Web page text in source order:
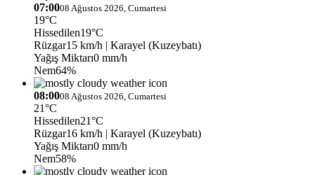
07:0008 Ağustos 2026, Cumartesi
19°C
Hissedilen19°C
Rüzgar15 km/h | Karayel (Kuzeybatı)
Yağış Miktarı0 mm/h
Nem64%
08:0008 Ağustos 2026, Cumartesi
21°C
Hissedilen21°C
Rüzgar16 km/h | Karayel (Kuzeybatı)
Yağış Miktarı0 mm/h
Nem58%